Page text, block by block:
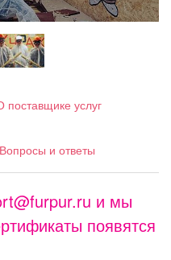
поставщике услуг
Вопросы и ответы
и мы
появятся